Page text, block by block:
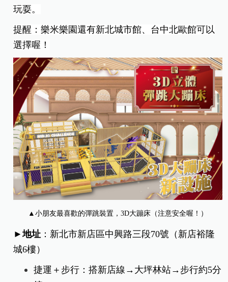
玩耍。
提醒：樂米樂園還有新北城市館、台中北歐館可以
選擇喔！
▲小朋友最喜歡的彈跳裝置，3D大蹦床（注意安全喔！）
►地址 ：新北市新店區中興路三段70號（新店裕隆
城6樓）
捷運＋步行：搭新店線→大坪林站→步行約5分